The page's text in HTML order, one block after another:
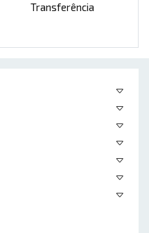
Transferência